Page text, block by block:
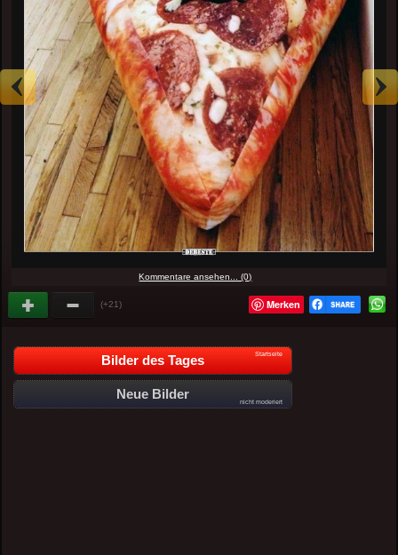
Kommentare ansehen... (0)
(+21) Merken
Bilder des Tages Startseite
Neue Bilder
nicht moderiert